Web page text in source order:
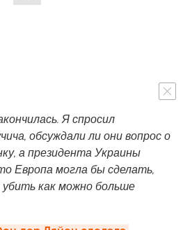
Я спросил
обсуждали ли они вопрос о
а президента Украины
Европа могла бы сделать,
как можно больше